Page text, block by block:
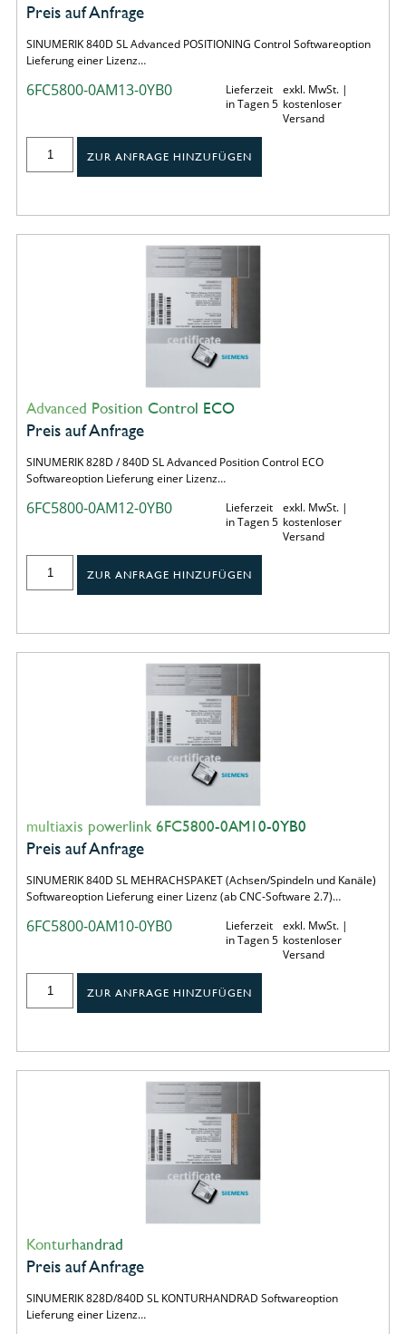
Preis auf Anfrage
SINUMERIK 840D SL Advanced POSITIONING Control Softwareoption
Lieferung einer Lizenz…
6FC5800-0AM13-0YB0
Lieferzeit
in Tagen 5
exkl. MwSt. |
kostenloser
Versand
ZUR ANFRAGE HINZUFÜGEN
Advanced Position Control ECO
Preis auf Anfrage
SINUMERIK 828D / 840D SL Advanced Position Control ECO
Softwareoption Lieferung einer Lizenz…
6FC5800-0AM12-0YB0
Lieferzeit
in Tagen 5
exkl. MwSt. |
kostenloser
Versand
ZUR ANFRAGE HINZUFÜGEN
multiaxis powerlink 6FC5800-0AM10-0YB0
Preis auf Anfrage
SINUMERIK 840D SL MEHRACHSPAKET (Achsen/Spindeln und Kanäle)
Softwareoption Lieferung einer Lizenz (ab CNC-Software 2.7)…
6FC5800-0AM10-0YB0
Lieferzeit
in Tagen 5
exkl. MwSt. |
kostenloser
Versand
ZUR ANFRAGE HINZUFÜGEN
Konturhandrad
Preis auf Anfrage
SINUMERIK 828D/840D SL KONTURHANDRAD Softwareoption
Lieferung einer Lizenz…